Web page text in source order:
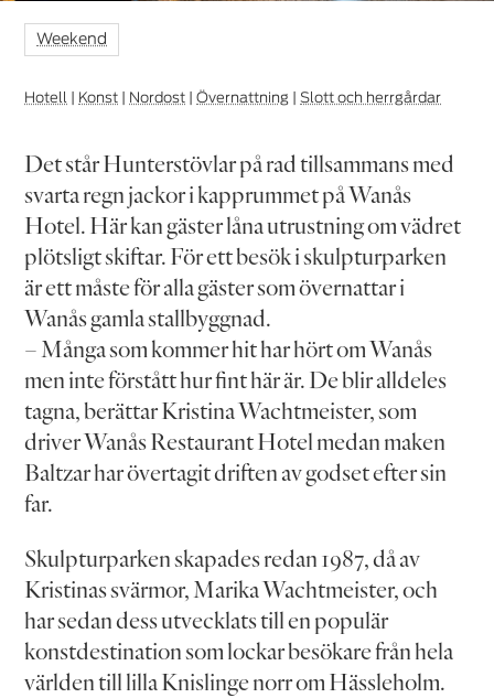
Weekend
Hotell Konst Nordost |Övernattning |Slott och herrgårdar
Det står Hunterstövlar på rad tillsammans med
svarta regn jackor i kapprummet på Wanås
Hotel. Här kan gäster låna utrustning om vädret
plötsligt skiftar. För ett besök i skulpturparken
är ett måste för alla gäster som övernattar i
Wanås gamla stallbyggnad.
– Många som kommer hit har hört om Wanås
men inte förstått hur fint här är. De blir alldeles
tagna, berättar Kristina Wachtmeister, som
driver Wanås Restaurant Hotel medan maken
Baltzar har övertagit driften av godset efter sin
far.
Skulpturparken skapades redan 1987, då av
Kristinas svärmor, Marika Wachtmeister, och
har sedan dess utvecklats till en populär
konstdestination som lockar besökare från hela
världen till lilla Knislinge norr om Hässleholm.